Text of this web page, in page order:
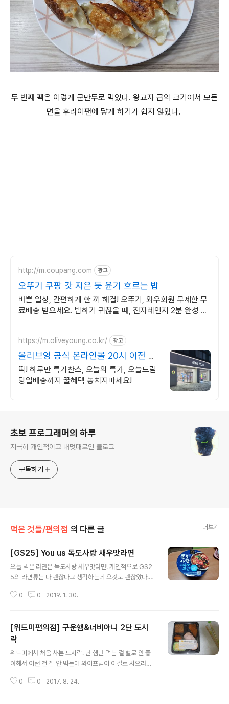
두 번째 팩은 이렇게 군만두로 먹었다. 왕교자 급의 크기여서 모든
면을 후라이팬에 닿게 하기가 쉽지 않았다.
http://m.coupang.com 광고
오뚜기 쿠팡 갓 지은 듯 윤기 흐르는 밥
바쁜 일상, 간편하게 한 끼 해결! 오뚜기, 와우회원 무제한 무
료배송 받으세요. 밥하기 귀찮을 때, 전자레인지 2분 완성 즉
https://m.oliveyoung.co.kr/ 광고
올리브영 공식 온라인몰 20시 이전 주
문은 오늘드림
딱! 하루만 특가찬스, 오늘의 특가, 오늘드림
당일배송까지 꿀혜택 놓치지마세요!
초보 프로그래머의 하루
지극히 개인적이고 내멋대로인 블로그
구독하기
먹은 것들/편의점 의 다른 글 더보기
[GS25] You us 독도사랑 새우맛라면
오늘 먹은 라면은 독도사랑 새우맛라면! 개인적으로 GS2
5의 라면류는 다 괜찮다고 생각하는데 요것도 괜찮았다.
해물(새우) 냄새가 많이 나고 내가 좋아하는 미역이 많아서
는 라면이 많이 나와서 그런지 요것도 전자레인지 사용 가
능 라면이었다.수익금의 일부는 독도 발전을 위해 사용된
다고 한다.조리법은 일반 컵라면과 동일함.원재료목록스프
는 건더기스프, 분말스프로 일반 라면과 동일했다.요렇게
으로는 맛있는 편이라고 생각한다. (왼쪽에 LA갈비는 더럽
0 0 2019. 1. 30.
[위드미편의점] 구운햄&너비아니 2단 도시
락
위드미에서 처음 사본 도시락. 난 햄만 먹는 걸 별로 안 좋
아해서 이런 건 잘 안 먹는데 와이프님이 이걸로 사오라고
좋아할 듯 싶다. 특이한 건 너비아니가 꽤 맵다. 매운 너비
0 0 2017. 8. 24.